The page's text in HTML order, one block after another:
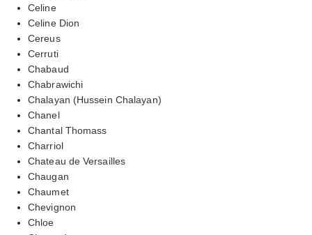
Celine
Celine Dion
Cereus
Cerruti
Chabaud
Chabrawichi
Chalayan (Hussein Chalayan)
Chanel
Chantal Thomass
Charriol
Chateau de Versailles
Chaugan
Chaumet
Chevignon
Chloe